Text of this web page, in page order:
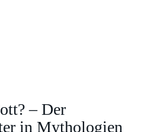
– Der
in Mythologien